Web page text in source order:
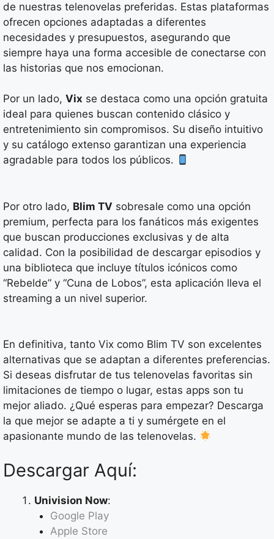
de nuestras telenovelas preferidas. Estas plataformas
ofrecen opciones adaptadas a diferentes
necesidades y presupuestos, asegurando que
siempre haya una forma accesible de conectarse con
las historias que nos emocionan.
Por un lado, Vix se destaca como una opción gratuita
ideal para quienes buscan contenido clásico y
entretenimiento sin compromisos. Su diseño intuitivo
y su catálogo extenso garantizan una experiencia
agradable para todos los públicos.
Por otro lado, Blim TV sobresale como una opción
premium, perfecta para los fanáticos más exigentes
que buscan producciones exclusivas y de alta
calidad. Con la posibilidad de descargar episodios y
una biblioteca que incluye títulos icónicos como
“Rebelde” y “Cuna de Lobos”, esta aplicación lleva el
streaming a un nivel superior.
En definitiva, tanto Vix como Blim TV son excelentes
alternativas que se adaptan a diferentes preferencias.
Si deseas disfrutar de tus telenovelas favoritas sin
limitaciones de tiempo o lugar, estas apps son tu
mejor aliado. ¿Qué esperas para empezar? Descarga
la que mejor se adapte a ti y sumérgete en el
apasionante mundo de las telenovelas.
Descargar Aquí:
Univision Now:
Google Play
Apple Store